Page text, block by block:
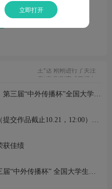
蒋*婕 刚刚完成了报名
唐*变 刚刚完成了报名
高*贺 刚刚完成了报名
仅* 刚刚进行了关注
蒋*婕 刚刚完成了报名
张*燕 刚刚完成了报名
张* 刚刚完成了报名
高*贺 刚刚完成了报名
【英译汉第二场获奖名单】丨第三届“中外传播杯”全国大学生英语翻译大赛
【英译汉第一场获奖名单】（提交作品截止10.21，12:00）丨第三届“中外传播杯”全国大学生英语翻译大赛
获佳绩
往届获奖学生风采展示丨第三届“中外传播杯” 全国大学生英语翻译大赛
立即打开